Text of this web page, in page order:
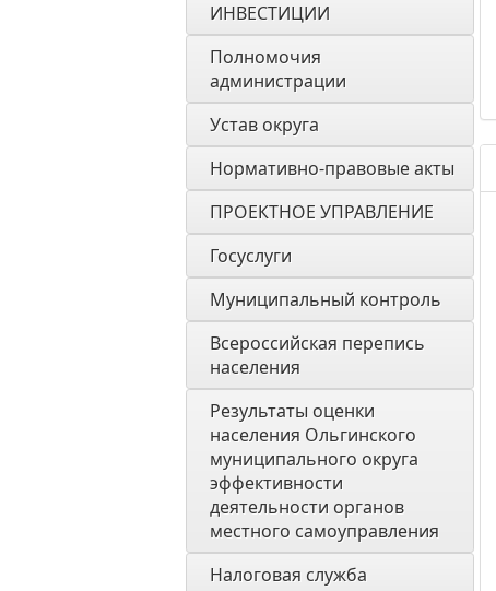
ИНВЕСТИЦИИ
Полномочия
администрации
Устав округа
Нормативно-правовые акты
ПРОЕКТНОЕ УПРАВЛЕНИЕ
Госуслуги
Муниципальный контроль
Всероссийская перепись
населения
Результаты оценки
населения Ольгинского
муниципального округа
эффективности
деятельности органов
местного самоуправления
Налоговая служба